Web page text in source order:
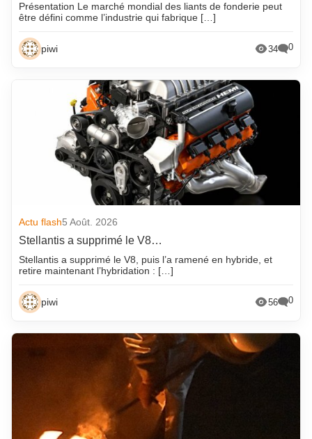
Présentation Le marché mondial des liants de fonderie peut
être défini comme l’industrie qui fabrique […]
piwi 34 0
Actu flash5 Août. 2026
Stellantis a supprimé le V8…
Stellantis a supprimé le V8, puis l’a ramené en hybride, et
retire maintenant l’hybridation : […]
piwi 56 0